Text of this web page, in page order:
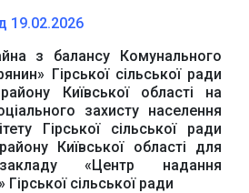
19.02.2026
з балансу Комунального
Гірської сільської ради
Київської області на
захисту населення
Гірської сільської ради
Київської області для
«Центр надання
Гірської сільської ради